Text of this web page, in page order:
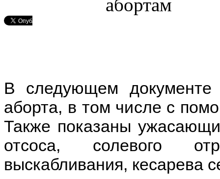
В следующем документе
аборта, в том числе с
Также показаны
отсоса, солевого
выскабливания, кесарева